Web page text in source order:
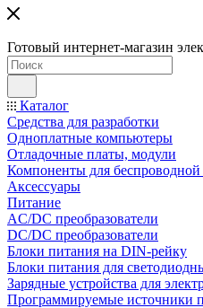
Готовый интернет-магазин
Каталог
Средства для разработки
Одноплатные компьютеры
Отладочные платы, модули
Компоненты для беспроводной
Аксессуары
Питание
AC/DC преобразователи
DC/DC преобразователи
Блоки питания на DIN-рейку
Блоки питания для
Зарядные устройства для
Программируемые источники